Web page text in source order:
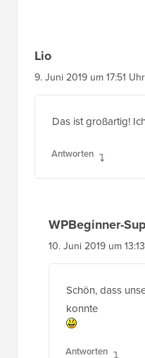
Lio
9. Juni 2019 um 17:51 Uhr
Das ist großartig!
Antworten
WPBeginner-
10. Juni 2019 um
Schön, dass
konnte
Antworten